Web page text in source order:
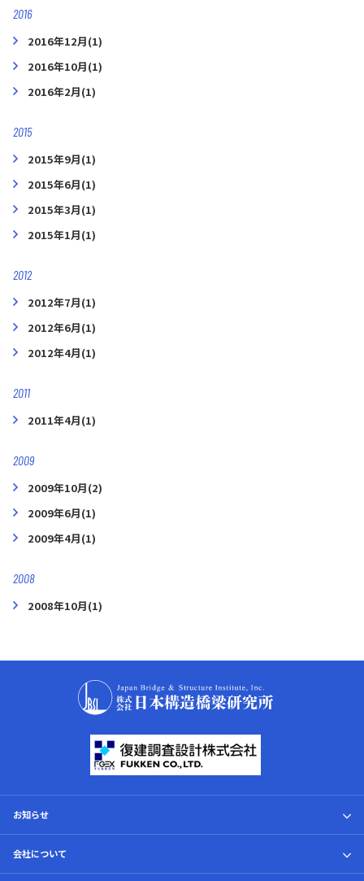
2016
2016年12月(1)
2016年10月(1)
2016年2月(1)
2015
2015年9月(1)
2015年6月(1)
2015年3月(1)
2015年1月(1)
2012
2012年7月(1)
2012年6月(1)
2012年4月(1)
2011
2011年4月(1)
2009
2009年10月(2)
2009年6月(1)
2009年4月(1)
2008
2008年10月(1)
お知らせ
トピックス
会社について